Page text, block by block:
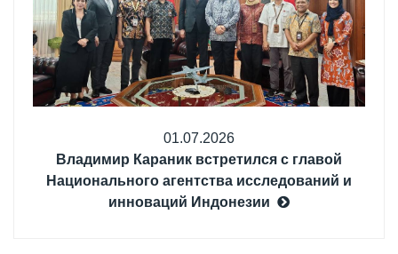
01.07.2026
Владимир Караник встретился с главой
Национального агентства исследований и
инноваций Индонезии